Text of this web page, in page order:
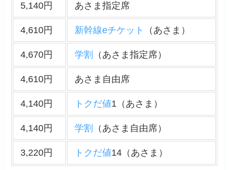
5,140円 あさま指定席
4,610円 新幹線eチケット （あさま）
4,670円 学割 （あさま指定席）
4,610円 あさま自由席
4,140円 トクだ値1（あさま）
4,140円 学割 （あさま自由席）
3,220円 トクだ値14（あさま）